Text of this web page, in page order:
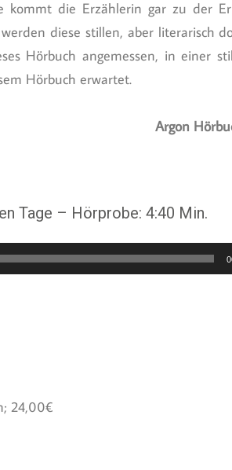
die Erzählerin gar zu der
diese stillen, aber literarisch
Hörbuch angemessen, in einer
Hörbuch erwartet.
Argon
Tage – Hörprobe: 4:40 Min.
24,00€